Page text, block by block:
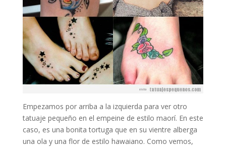
Empezamos por arriba a la izquierda para ver otro
tatuaje pequeño en el empeine de estilo maorí. En este
caso, es una bonita tortuga que en su vientre alberga
una ola y una flor de estilo hawaiano. Como vemos,